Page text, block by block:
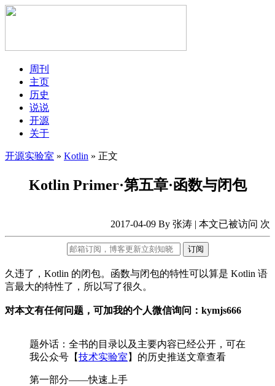
周刊
主页
历史
说说
开源
关于
开源实验室 » Kotlin » 正文
Kotlin Primer·第五章·函数与闭包
2017-04-09 By 张涛 | 本文已被访问 次
订阅
久违了，Kotlin 的闭包。函数与闭包的特性可以算是 Kotlin 语
言最大的特性了，所以写了很久。
对本文有任何问题，可加我的个人微信询问：kymjs666
题外话：全书的目录以及主要内容已经公开，可在
我公众号【技术实验室 】的历史推送文章查看
第一部分——快速上手